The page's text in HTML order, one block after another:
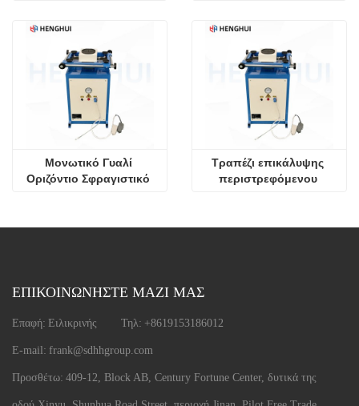
Μονωτικό Γυαλί
Οριζόντιο Σφραγιστικό
Τραπέζι επικάλυψης
περιστρεφόμενου
ΕΠΙΚΟΙΝΩΝΗΣΤΕ ΜΑΖΙ ΜΑΣ
Επαφή: Ειλικρινής Τηλ: +8619153186012
E-mail: frank@sdhhgroup.com
Προσθέτω: 409-12, Block AB, Century Fortune Center, δυτικά της